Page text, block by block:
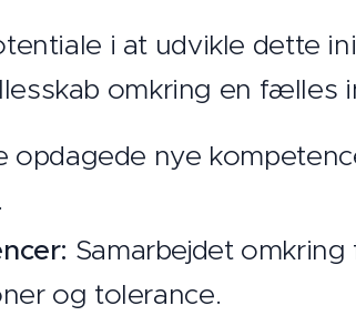
i at udvikle dette
omkring en fælles
opdagede nye
Samarbejdet
og tolerance.